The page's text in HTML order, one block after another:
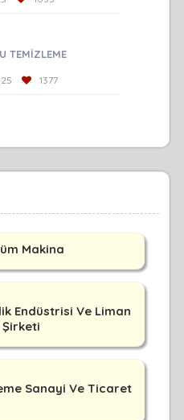
TEMİZLEME
1377
Makina
Endüstrisi Ve Liman
Sanayi Ve Ticaret